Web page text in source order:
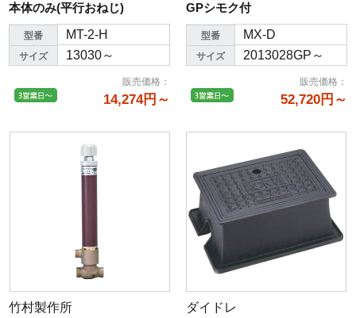
本体のみ(平行おねじ)
型番 MT-2-H
サイズ 13030～
販売価格 ：
14,274円～
GPシモク付
型番 MX-D
サイズ 2013028GP～
販売価格 ：
52,720円～
竹村製作所
ダイドレ